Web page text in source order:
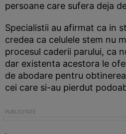
persoane care sufera deja
Specialistii au afirmat ca in
credea ca celulele stem nu
procesul caderii parului, ca
dar existenta acestora le
de abodare pentru
cei care si-au pierdut